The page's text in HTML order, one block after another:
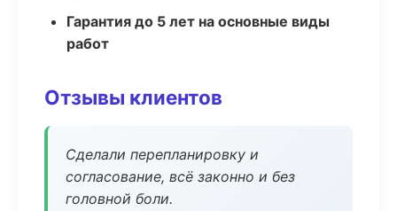
Гарантия до 5 лет на основные виды
работ
Отзывы клиентов
Сделали перепланировку и
согласование, всё законно и без
головной боли.